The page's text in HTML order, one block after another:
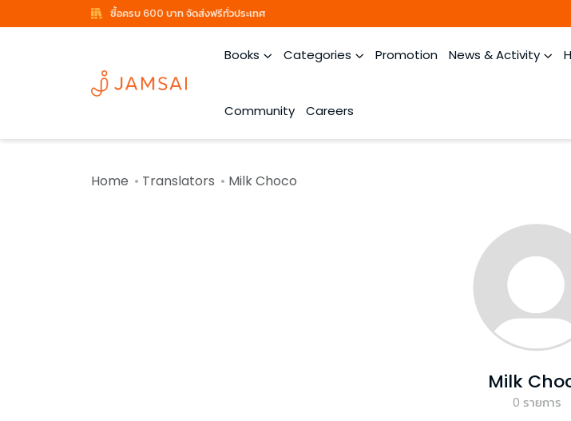
ซื้อครบ 600 บาท จัดส่งฟรีทั่วประเทศ
Books Categories Promotion News & Activity
Community Careers
Home Translators Milk Choco
Milk
0 รายการ